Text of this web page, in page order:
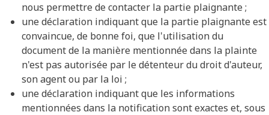
nous permettre de contacter la partie plaignante ;
une déclaration indiquant que la partie plaignante est
convaincue, de bonne foi, que l'utilisation du
document de la manière mentionnée dans la plainte
n'est pas autorisée par le détenteur du droit d'auteur,
son agent ou par la loi ;
une déclaration indiquant que les informations
mentionnées dans la notification sont exactes et, sous